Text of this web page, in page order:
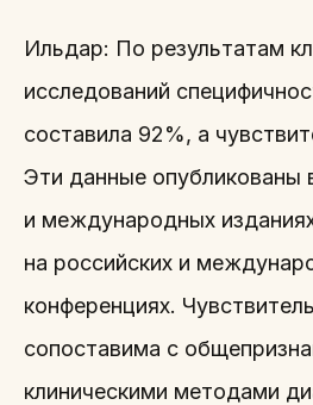
Ильдар: По результатам
исследований
составила 92%, а
Эти данные опубликованы
и международных
на российских и
конференциях.
сопоставима с
клиническими методами